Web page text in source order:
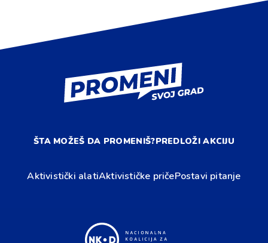
ŠTA MOŽEŠ DA PROMENIŠ?PREDLOŽI AKCIJU
Aktivistički alatiAktivističke pričePostavi pitanje